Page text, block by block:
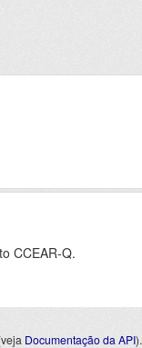
CCEAR-Q.
Documentação da API).